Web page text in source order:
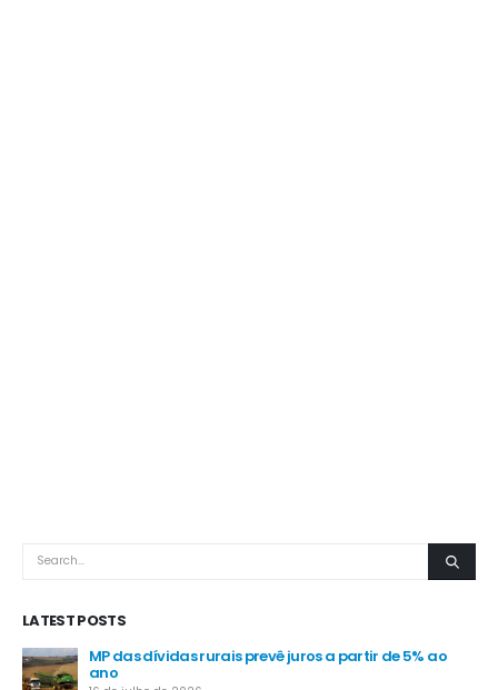
LATEST POSTS
MP das dívidas rurais prevê juros a partir de 5% ao
ano